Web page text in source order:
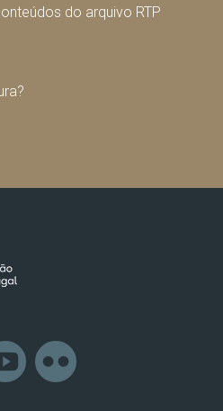
do arquivo RTP